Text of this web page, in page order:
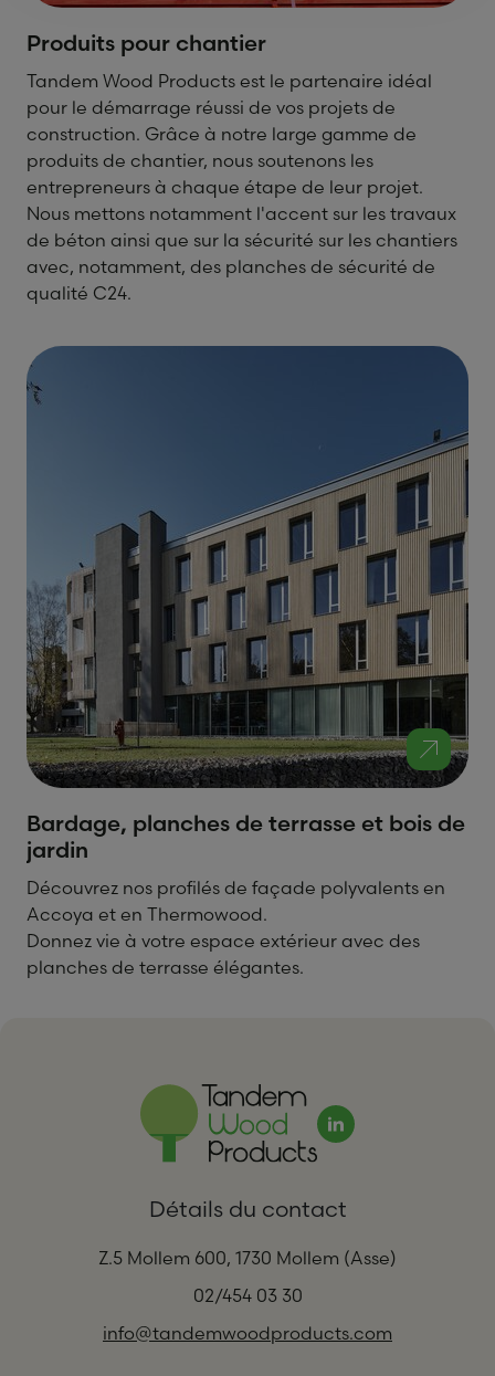
Produits pour chantier
Tandem Wood Products est le partenaire idéal
pour le démarrage réussi de vos projets de
construction. Grâce à notre large gamme de
produits de chantier, nous soutenons les
entrepreneurs à chaque étape de leur projet.
Nous mettons notamment l'accent sur les travaux
de béton ainsi que sur la sécurité sur les chantiers
avec, notamment, des planches de sécurité de
qualité C24.
Bardage, planches de terrasse et bois de
jardin
Découvrez nos profilés de façade polyvalents en
Accoya et en Thermowood.
Donnez vie à votre espace extérieur avec des
planches de terrasse élégantes.
Détails du contact
Z.5 Mollem 600, 1730 Mollem (Asse)
02/454 03 30
info@tandemwoodproducts.com